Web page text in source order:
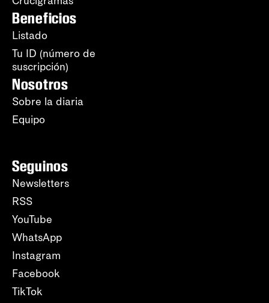
Beneficios
Listado
Tu ID (número de
suscripción)
Nosotros
Sobre la diaria
Equipo
Seguinos
Newsletters
RSS
YouTube
WhatsApp
Instagram
Facebook
TikTok